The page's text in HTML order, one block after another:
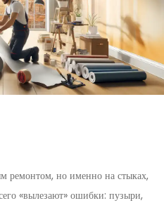
ремонтом, но именно на стыках,
«вылезают» ошибки: пузыри,